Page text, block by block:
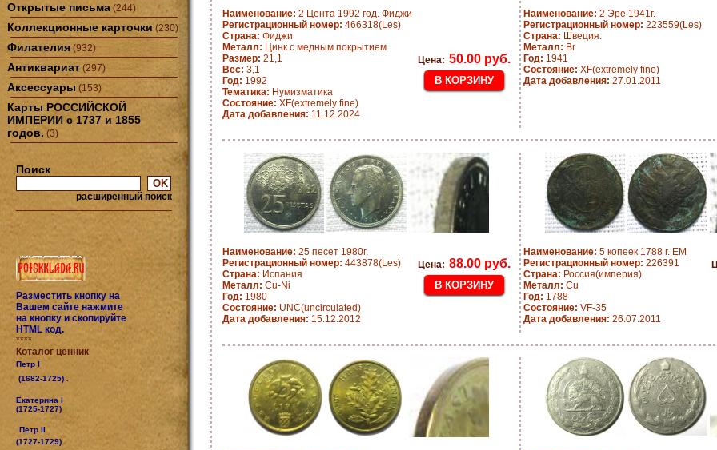
Открытые письма (244)
Коллекционные карточки(230)
Филателия (932)
Антиквариат (297)
Аксессуары (153)
Карты РОССИЙСКОЙ
ИМПЕРИИ с 1737 и 1855
годов. (3)
Поиск
расширенный поиск
Разместить кнопку на
Вашем сайте нажмите
на кнопку и скопируйте
HTML код.
****
Коталог ценник
Петр I
(1682-1725) .
Екатерина I
(1725-1727)
Петр II
(1727-1729)
Наименование: 2 Цента 1992 год. Фиджи
Регистрационный номер: 466318(Les)
Страна: Фиджи
Металл: Цинк с медным покрытием
Размер: 21,1
Вес: 3,1
Год: 1992
Тематика: Нумизматика
Состояние: XF(extremely fine)
Дата добавления: 11.12.2024
Цена: 50.00 руб.
Наименование: 2 Эре 1941г.
Регистрационный номер: 223559(Les)
Страна: Швеция.
Металл: Br
Год: 1941
Состояние: XF(extremely fine)
Дата добавления: 27.01.2011
Наименование: 25 песет 1980г.
Регистрационный номер: 443878(Les)
Страна: Испания
Металл: Cu-Ni
Год: 1980
Состояние: UNC(uncirculated)
Дата добавления: 15.12.2012
Цена: 88.00 руб.
Наименование: 5 копеек 1788 г. ЕМ
Регистрационный номер: 226391
Страна: Россия(империя)
Металл: Cu
Год: 1788
Состояние: VF-35
Дата добавления: 26.07.2011